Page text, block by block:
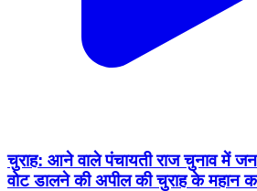
चुराह: आने वाले पंचायती राज चुनाव में
वोट डालने की अपील की चुराह के महान